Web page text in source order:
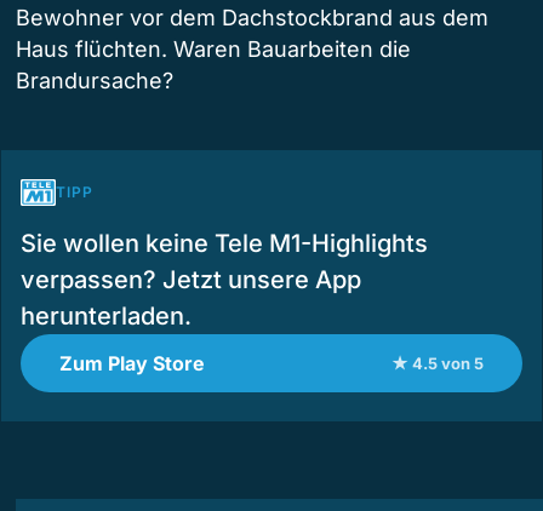
Bewohner vor dem Dachstockbrand aus dem
Haus flüchten. Waren Bauarbeiten die
Brandursache?
TIPP
Sie wollen keine Tele M1-Highlights
verpassen? Jetzt unsere App
herunterladen.
Zum Play Store ★ 4.5 von 5